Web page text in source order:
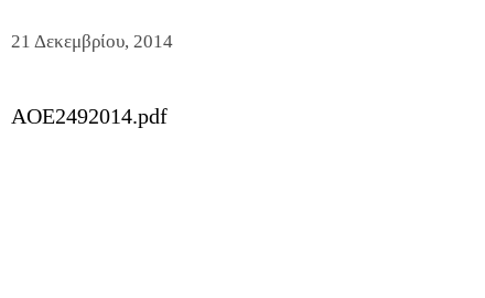
21 Δεκεμβρίου, 2014
AOE2492014.pdf